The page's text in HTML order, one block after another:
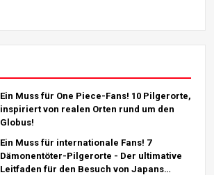
Ein Muss für One Piece-Fans! 10 Pilgerorte,
inspiriert von realen Orten rund um den
Globus!
Ein Muss für internationale Fans! 7
Dämonentöter-Pilgerorte - Der ultimative
Leitfaden für den Besuch von Japans